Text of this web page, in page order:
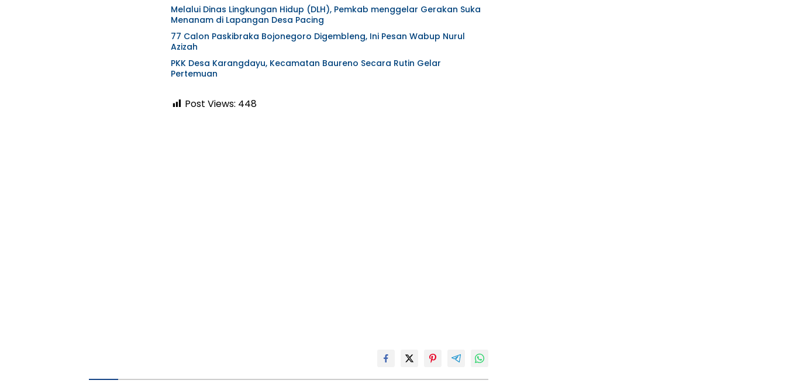
Melalui Dinas Lingkungan Hidup (DLH), Pemkab menggelar Gerakan Suka
Menanam di Lapangan Desa Pacing
77 Calon Paskibraka Bojonegoro Digembleng, Ini Pesan Wabup Nurul
Azizah
PKK Desa Karangdayu, Kecamatan Baureno Secara Rutin Gelar
Pertemuan
Post Views: 448